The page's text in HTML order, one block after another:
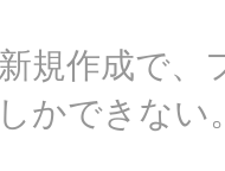
規作成で、
かできない